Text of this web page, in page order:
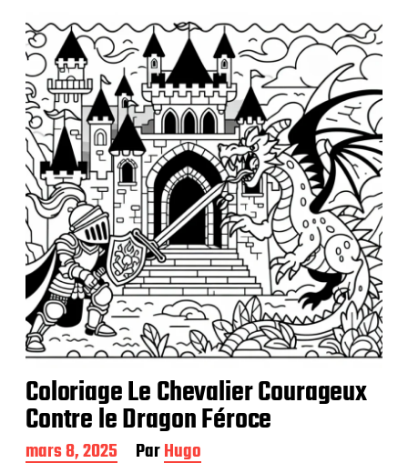
u
b
l
i
c
a
t
i
o
n
Coloriage Le Chevalier Courageux
Contre le Dragon Féroce
D
mars 8, 2025 ParHugo